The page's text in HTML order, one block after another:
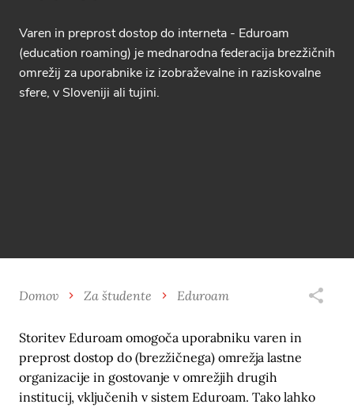
Varen in preprost dostop do interneta - Eduroam
(education roaming) je mednarodna federacija brezžičnih
omrežij za uporabnike iz izobraževalne in raziskovalne
sfere, v Sloveniji ali tujini.
Domov Za študente Eduroam
Storitev Eduroam omogoča uporabniku varen in
preprost dostop do (brezžičnega) omrežja lastne
organizacije in gostovanje v omrežjih drugih
institucij, vključenih v sistem Eduroam. Tako lahko